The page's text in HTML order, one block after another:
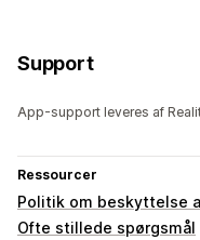
Support
App-support leveres af
Ressourcer
Politik om beskyttelse
Ofte stillede spørgsmål